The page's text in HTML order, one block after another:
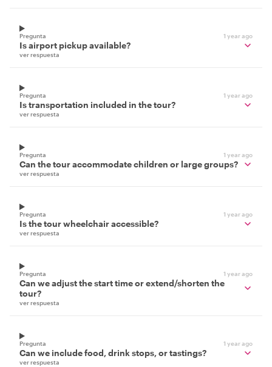
Pregunta 1 year ago
Is airport pickup available?
ver respuesta
Pregunta 1 year ago
Is transportation included in the tour?
ver respuesta
Pregunta 1 year ago
Can the tour accommodate children or large groups?
ver respuesta
Pregunta 1 year ago
Is the tour wheelchair accessible?
ver respuesta
Pregunta 1 year ago
Can we adjust the start time or extend/shorten the
tour?
ver respuesta
Pregunta 1 year ago
Can we include food, drink stops, or tastings?
ver respuesta